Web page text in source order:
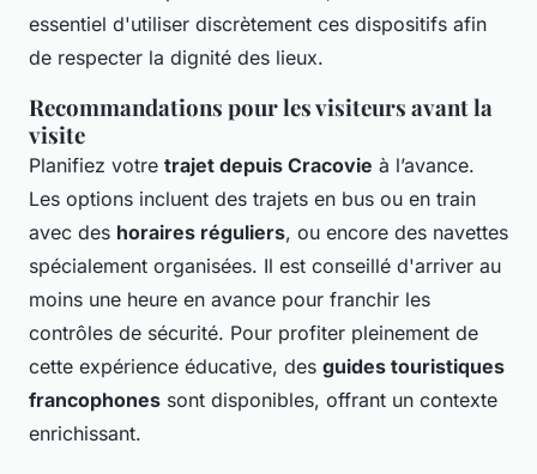
essentiel d'utiliser discrètement ces dispositifs afin
de respecter la dignité des lieux.
Recommandations pour les visiteurs avant la
visite
Planifiez votre trajet depuis Cracovie à l’avance.
Les options incluent des trajets en bus ou en train
avec des horaires réguliers, ou encore des navettes
spécialement organisées. Il est conseillé d'arriver au
moins une heure en avance pour franchir les
contrôles de sécurité. Pour profiter pleinement de
cette expérience éducative, des guides touristiques
francophones sont disponibles, offrant un contexte
enrichissant.